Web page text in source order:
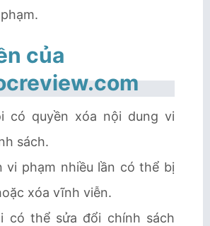
của
có quyền xóa nội dung vi
sách.
vi phạm nhiều lần có thể bị
xóa vĩnh viễn.
có thể sửa đổi chính sách